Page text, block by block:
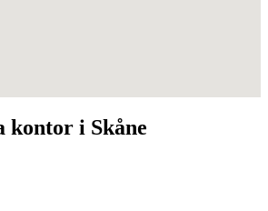
kontor i Skåne